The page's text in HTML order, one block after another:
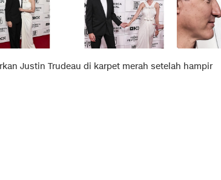
Justin Trudeau di karpet merah setelah hampir